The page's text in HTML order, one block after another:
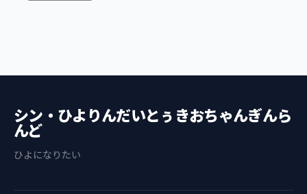
シン・ひよりんだいとぅきおちゃんぎんら
んど
ひよになりたい